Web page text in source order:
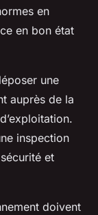
en
en bon état
une
auprès de la
inspection
et
doivent